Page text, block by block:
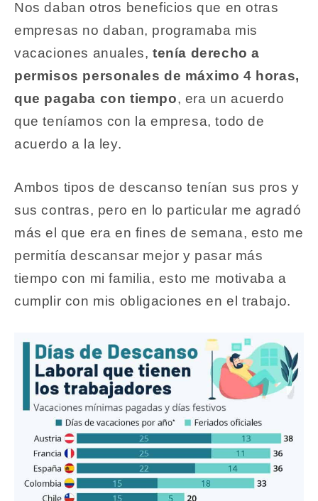
Nos daban otros beneficios que en otras
empresas no daban, programaba mis
vacaciones anuales,tenía derecho a
permisos personales de máximo 4 horas,
que pagaba con tiempo, era un acuerdo
que teníamos con la empresa, todo de
acuerdo a la ley.
Ambos tipos de descanso tenían sus pros y
sus contras, pero en lo particular me agradó
más el que era en fines de semana, esto me
permitía descansar mejor y pasar más
tiempo con mi familia, esto me motivaba a
cumplir con mis obligaciones en el trabajo.